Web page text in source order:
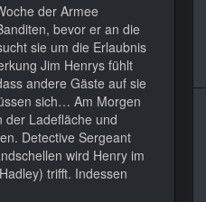
der Armee
bevor er an die
sie um die Erlaubnis
Jim Henrys fühlt
andere Gäste auf sie
sich… Am Morgen
der Ladefläche und
Detective Sergeant
wird Henry im
trifft. Indessen